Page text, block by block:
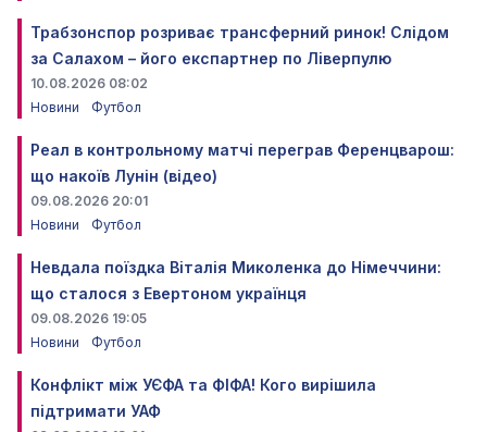
Трабзонспор розриває трансферний ринок! Слідом
за Салахом – його експартнер по Ліверпулю
10.08.2026 08:02
Новини
Футбол
Реал в контрольному матчі переграв Ференцварош:
що накоїв Лунін (відео)
09.08.2026 20:01
Новини
Футбол
Невдала поїздка Віталія Миколенка до Німеччини:
що сталося з Евертоном українця
09.08.2026 19:05
Новини
Футбол
Конфлікт між УЄФА та ФІФА! Кого вирішила
підтримати УАФ